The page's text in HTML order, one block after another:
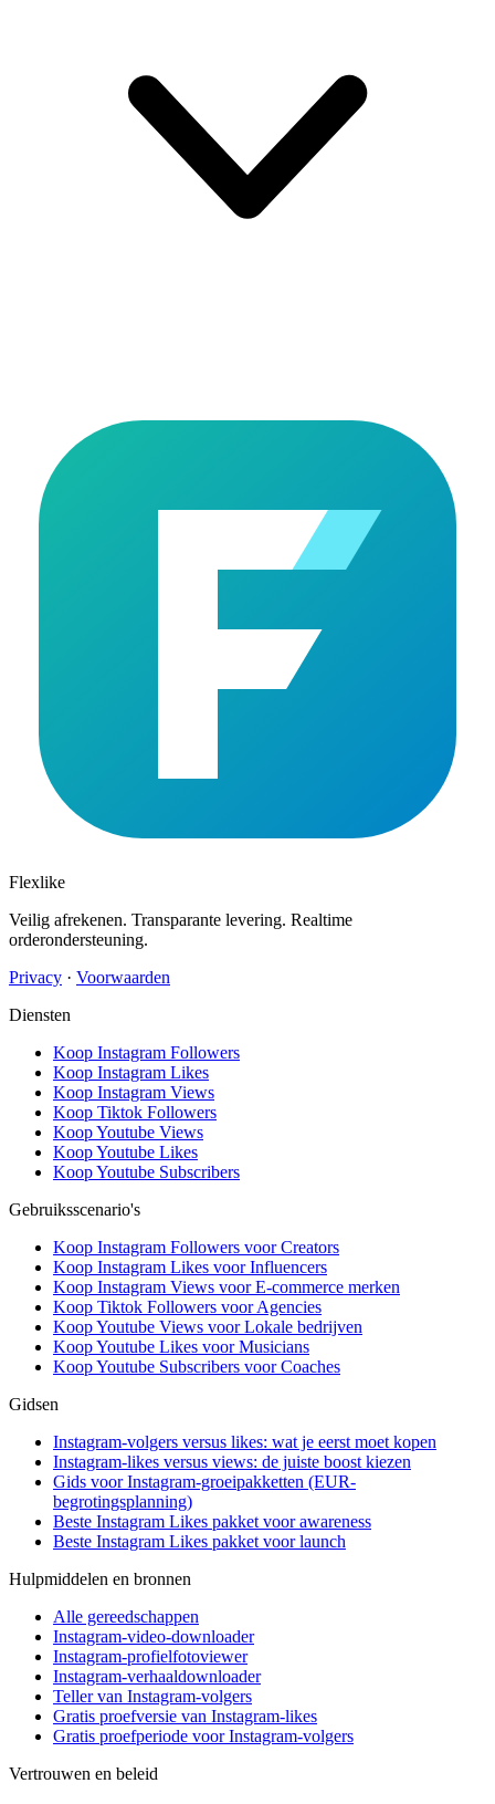
Flexlike
Veilig afrekenen. Transparante levering. Realtime
orderondersteuning.
Privacy · Voorwaarden
Diensten
Koop Instagram Followers
Koop Instagram Likes
Koop Instagram Views
Koop Tiktok Followers
Koop Youtube Views
Koop Youtube Likes
Koop Youtube Subscribers
Gebruiksscenario's
Koop Instagram Followers voor Creators
Koop Instagram Likes voor Influencers
Koop Instagram Views voor E-commerce merken
Koop Tiktok Followers voor Agencies
Koop Youtube Views voor Lokale bedrijven
Koop Youtube Likes voor Musicians
Koop Youtube Subscribers voor Coaches
Gidsen
Instagram-volgers versus likes: wat je eerst moet kopen
Instagram-likes versus views: de juiste boost kiezen
Gids voor Instagram-groeipakketten (EUR-
begrotingsplanning)
Beste Instagram Likes pakket voor awareness
Beste Instagram Likes pakket voor launch
Hulpmiddelen en bronnen
Alle gereedschappen
Instagram-video-downloader
Instagram-profielfotoviewer
Instagram-verhaaldownloader
Teller van Instagram-volgers
Gratis proefversie van Instagram-likes
Gratis proefperiode voor Instagram-volgers
Vertrouwen en beleid